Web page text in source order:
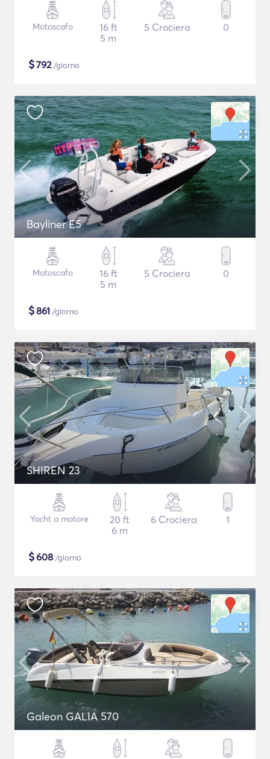
Motoscafo
16 ft
5 m
5 Crociera 0
$792/giorno
Bayliner E5
Motoscafo
16 ft
5 m
5 Crociera 0
$861 /giorno
SHIREN 23
Yacht a motore
20 ft
6 m
6 Crociera 1
$608 /giorno
Galeon GALIA 570